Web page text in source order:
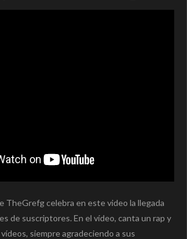
TheGrefg celebra en este video la llegada
de suscriptores. En el vídeo, canta un rap y
siempre agradeciendo a sus